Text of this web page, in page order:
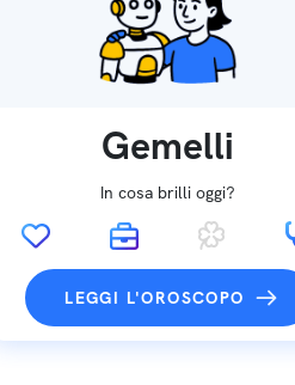
Gemelli
In cosa brilli oggi?
LEGGI L'OROSCOPO